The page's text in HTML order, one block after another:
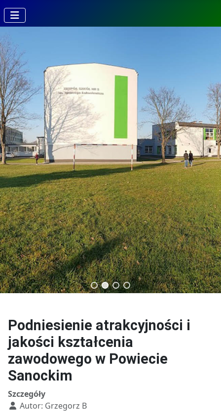
Kierunki w
Technikum
Technik fotografii i
multimediów
Technik budownictwa
Technik usług fryzjerskich
Podniesienie atrakcyjności i
jakości kształcenia
zawodowego w Powiecie
Sanockim
Szczegóły
Autor: Grzegorz B